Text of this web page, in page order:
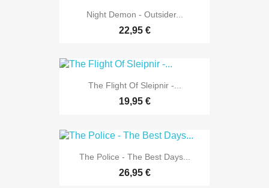
Night Demon - Outsider...
22,95 €
The Flight Of Sleipnir -...
19,95 €
The Police - The Best Days...
26,95 €